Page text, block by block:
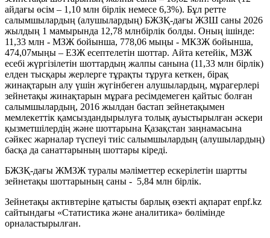
айдағы өсім – 1,10 млн бірлік немесе 6,3%). Бұл ретте
салымшылардың (алушылардың) БЖЗҚ-дағы ЖЗШ саны 2026
жылдың 1 мамырында 12,78 млнбірлік болды. Оның ішінде:
11,33 млн - МЗЖ бойынша, 778,06 мыңы - МКЗЖ бойынша,
474,07мыңы – ЕЗЖ есептелетін шоттар. Айта кетейік, МЗЖ
есебі жүргізілетін шоттардың жалпы санына (11,33 млн бірлік)
елден тысқары жерлерге тұрақты тұруға кеткен, бірақ
жинақтарын алу үшін жүгінбеген алушылардың, мұрагерлері
зейнетақы жинақтарын мұраға ресімдемеген қайтыс болған
салымшылардың, 2016 жылдан бастап зейнетақымен
мемлекеттік қамсыздандырылуға толық ауыстырылған әскери
қызметшілердің және шоттарына Қазақстан заңнамасына
сәйкес жарналар түспеуі тиіс салымшылардың (алушылардың)
басқа да санаттарының шоттары кіреді.
БЖЗҚ-дағы ЖМЗЖ туралы мәліметтер ескерілетін шартты
зейнетақы шоттарының саны - 5,84 млн бірлік.
Зейнетақы активтеріне қатысты барлық өзекті ақпарат enpf.kz
сайтындағы «Статистика және аналитика» бөлімінде
орналастырылған.